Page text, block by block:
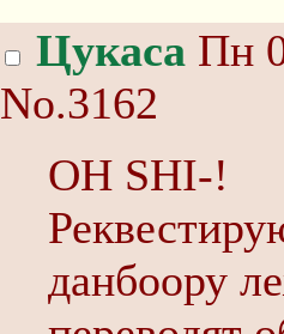
Цукаса Пн
No.3162
OH SHI-!
данбоору